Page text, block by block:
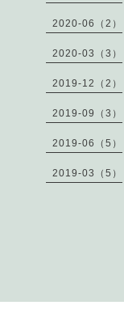
2020-06（2）
2020-03（3）
2019-12（2）
2019-09（3）
2019-06（5）
2019-03（5）